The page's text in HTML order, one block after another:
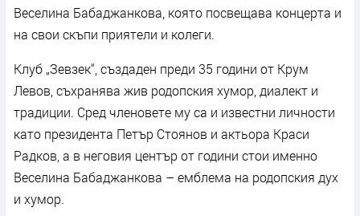
Веселина Бабаджанкова, която посвещава концерта и
на свои скъпи приятели и колеги.
Клуб „Зевзек“, създаден преди 35 години от Крум
Левов, съхранява жив родопския хумор, диалект и
традиции. Сред членовете му са и известни личности
като президента Петър Стоянов и актьора Краси
Радков, а в неговия център от години стои именно
Веселина Бабаджанкова – емблема на родопския дух
и хумор.